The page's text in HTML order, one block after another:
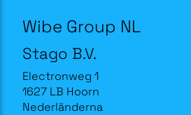
Wibe Group NL
Stago B.V.
Electronweg 1
1627 LB Hoorn
Nederländerna